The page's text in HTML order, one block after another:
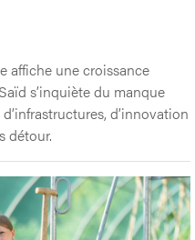
nos
une croissance
d’innovation
détour.